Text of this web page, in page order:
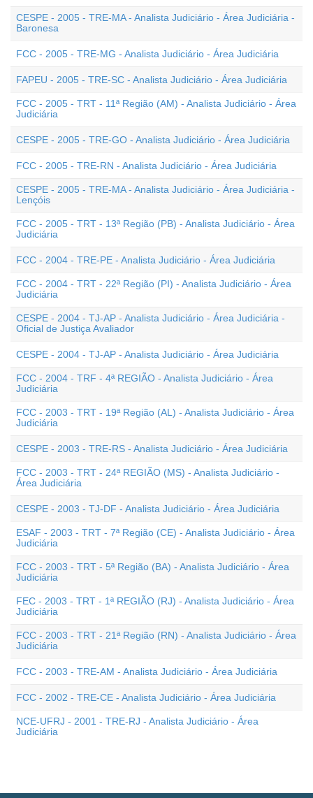
CESPE - 2005 - TRE-MA - Analista Judiciário - Área Judiciária -
Baronesa
FCC - 2005 - TRE-MG - Analista Judiciário - Área Judiciária
FAPEU - 2005 - TRE-SC - Analista Judiciário - Área Judiciária
FCC - 2005 - TRT - 11ª Região (AM) - Analista Judiciário - Área
Judiciária
CESPE - 2005 - TRE-GO - Analista Judiciário - Área Judiciária
FCC - 2005 - TRE-RN - Analista Judiciário - Área Judiciária
CESPE - 2005 - TRE-MA - Analista Judiciário - Área Judiciária -
Lençóis
FCC - 2005 - TRT - 13ª Região (PB) - Analista Judiciário - Área
Judiciária
FCC - 2004 - TRE-PE - Analista Judiciário - Área Judiciária
FCC - 2004 - TRT - 22ª Região (PI) - Analista Judiciário - Área
Judiciária
CESPE - 2004 - TJ-AP - Analista Judiciário - Área Judiciária -
Oficial de Justiça Avaliador
CESPE - 2004 - TJ-AP - Analista Judiciário - Área Judiciária
FCC - 2004 - TRF - 4ª REGIÃO - Analista Judiciário - Área
Judiciária
FCC - 2003 - TRT - 19ª Região (AL) - Analista Judiciário - Área
Judiciária
CESPE - 2003 - TRE-RS - Analista Judiciário - Área Judiciária
FCC - 2003 - TRT - 24ª REGIÃO (MS) - Analista Judiciário -
Área Judiciária
CESPE - 2003 - TJ-DF - Analista Judiciário - Área Judiciária
ESAF - 2003 - TRT - 7ª Região (CE) - Analista Judiciário - Área
Judiciária
FCC - 2003 - TRT - 5ª Região (BA) - Analista Judiciário - Área
Judiciária
FEC - 2003 - TRT - 1ª REGIÃO (RJ) - Analista Judiciário - Área
Judiciária
FCC - 2003 - TRT - 21ª Região (RN) - Analista Judiciário - Área
Judiciária
FCC - 2003 - TRE-AM - Analista Judiciário - Área Judiciária
FCC - 2002 - TRE-CE - Analista Judiciário - Área Judiciária
NCE-UFRJ - 2001 - TRE-RJ - Analista Judiciário - Área
Judiciária